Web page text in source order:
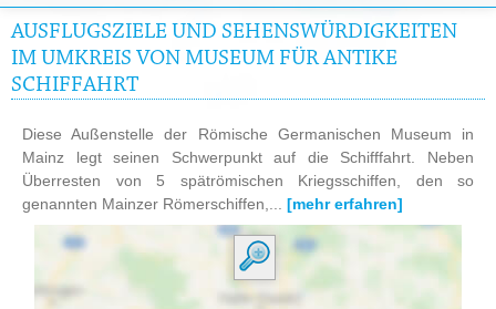
AUSFLUGSZIELE UND SEHENSWÜRDIGKEITEN
IM UMKREIS VON MUSEUM FÜR ANTIKE
SCHIFFAHRT
Diese Außenstelle der Römische Germanischen Museum in
Mainz legt seinen Schwerpunkt auf die Schifffahrt. Neben
Überresten von 5 spätrömischen Kriegsschiffen, den so
genannten Mainzer Römerschiffen,... [mehr erfahren]